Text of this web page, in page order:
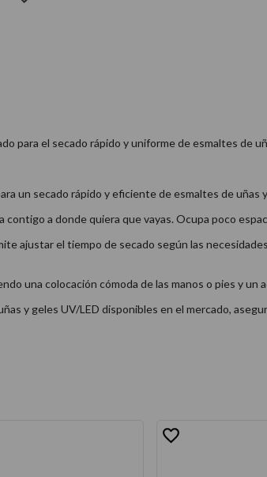
para el secado rápido y uniforme de esmaltes de
un secado rápido y eficiente de esmaltes de
contigo a donde quiera que vayas. Ocupa poco
ajustar el tiempo de secado según las
una colocación cómoda de las manos o pies y un
y geles UV/LED disponibles en el mercado,